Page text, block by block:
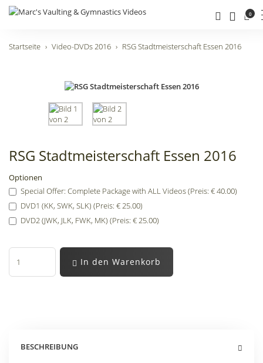
0
Startseite Video-DVDs 2016 RSG Stadtmeisterschaft Essen 2016
RSG Stadtmeisterschaft Essen 2016
Optionen
Special Offer: Complete Package with ALL Videos (Preis: € 40.00)
DVD1 (KK, SWK, SLK) (Preis: € 25.00)
DVD2 (JWK, JLK, FWK, MK) (Preis: € 25.00)
In den Warenkorb
BESCHREIBUNG